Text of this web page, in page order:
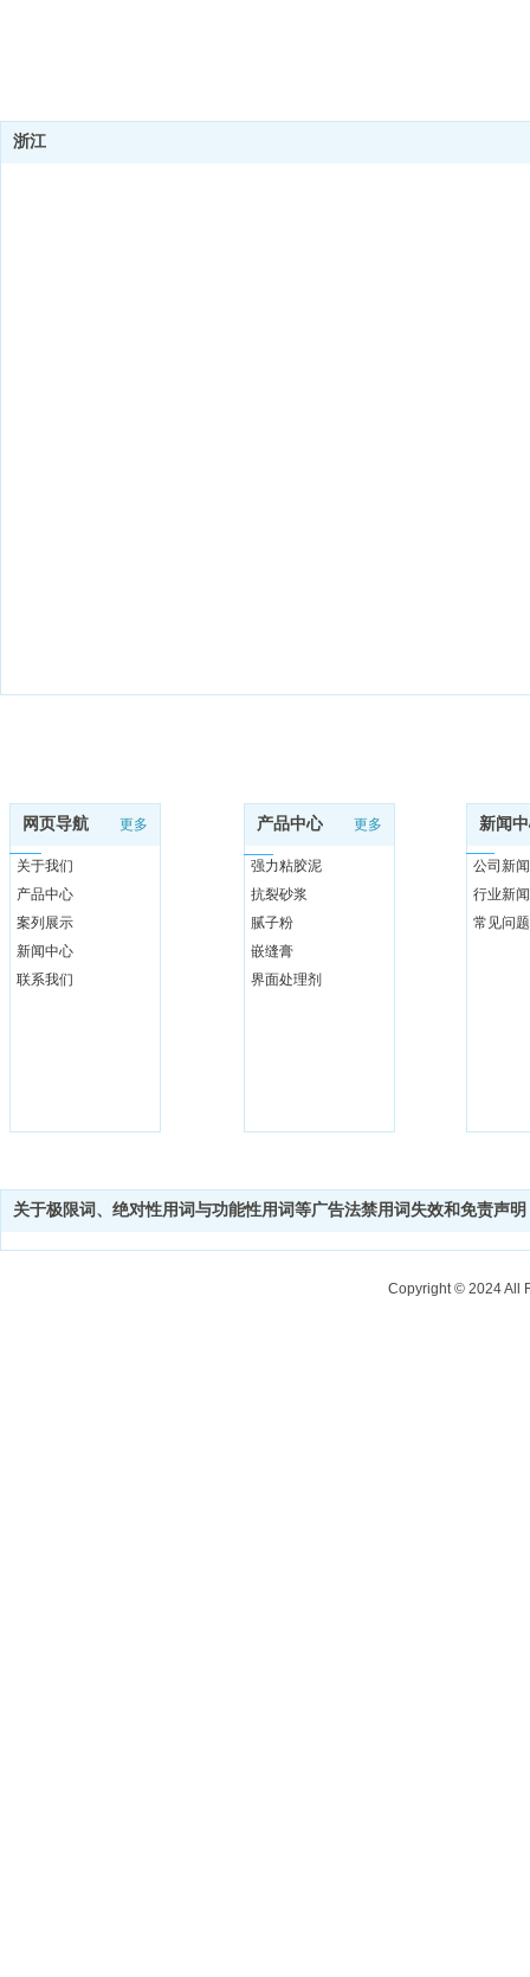
浙江
网页导航 更多
关于我们
产品中心
案列展示
新闻中心
联系我们
产品中心 更多
强力粘胶泥
抗裂砂浆
腻子粉
嵌缝膏
界面处理剂
新闻
公司新闻
行业新闻
常见问题
关于极限词、绝对性用词与功能性用词等广告法禁用词失效和免责声明
Copyright © 2024 All